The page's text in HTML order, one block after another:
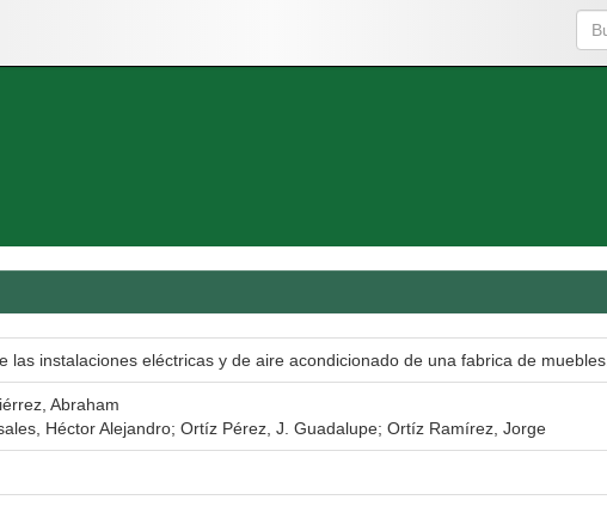
las instalaciones eléctricas y de aire acondicionado de una fabrica de muebles.
Abraham
Héctor Alejandro; Ortíz Pérez, J. Guadalupe; Ortíz Ramírez, Jorge